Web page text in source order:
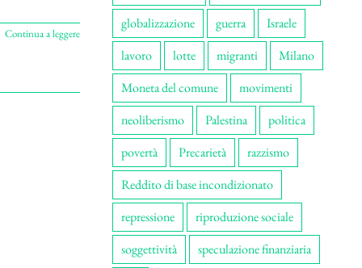
Continua a leggere
globalizzazione
guerra
Israele
lavoro
lotte migranti
Milano
Moneta del comune
movimenti
neoliberismo
Palestina
politica
povertà
Precarietà
razzismo
Reddito di base incondizionato
repressione
riproduzione sociale
soggettività
speculazione finanziaria